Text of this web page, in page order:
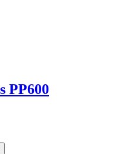
PP600